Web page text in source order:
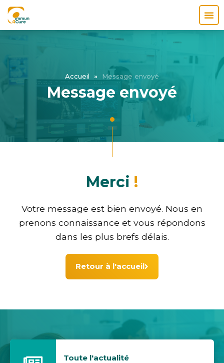
Accueil » Message envoyé
Message envoyé
Merci !
Votre message est bien envoyé. Nous en
prenons connaissance et vous répondons
dans les plus brefs délais.
Retour à l'accueil
Toute l'actualité